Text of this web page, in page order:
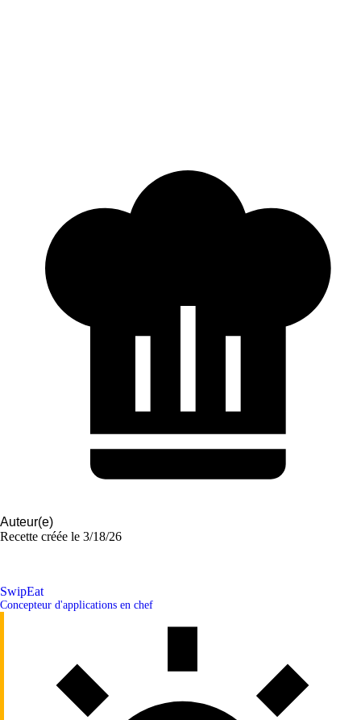
Auteur(e)
Recette créée le 3/18/26
SwipEat
Concepteur d'applications en chef